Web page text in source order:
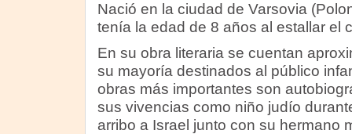
Nació en la ciudad de Varsovia
tenía la edad de 8 años al estallar el
En su obra literaria se cuentan
su mayoría destinados al público
obras más importantes son
sus vivencias como niño judío
arribo a Israel junto con su hermano